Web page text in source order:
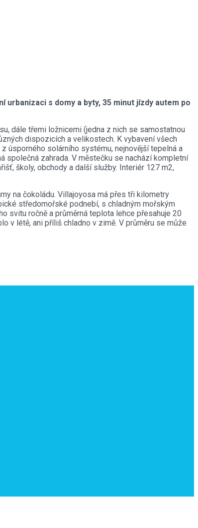
s domy a byty, 35 minut jízdy autem po
dále třemi ložnicemi (jedna z nich se samostatnou
dispozicích a velikostech. K vybavení všech
úsporného solárního systému, nejnovější tepelná a
společná zahrada. V městečku se nachází kompletní
školy, obchody a další služby. Interiér 127 m2,
na čokoládu. Villajoyosa má přes tři kilometry
středomořské podnebí, s chladným mořským
svitu ročně a průměrná teplota lehce přesahuje 20
v létě, ani příliš chladno v zimě. V průměru se může